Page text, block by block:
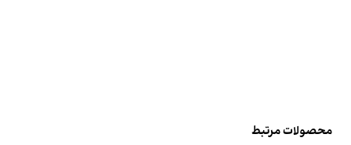
محصولات مرتبط